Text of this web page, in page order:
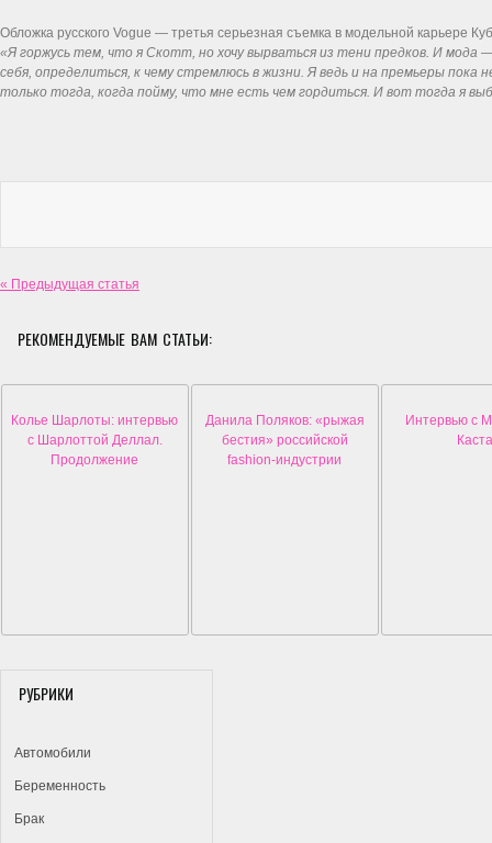
Обложка русского Vogue — третья серьезная съемка в модельной карьере
«Я горжусь тем, что я Скотт, но хочу вырваться из тени предков. И мода
себя, определиться, к чему стремлюсь в жизни. Я ведь и на премьеры
только тогда, когда пойму, что мне есть чем гордиться. И вот тогда я
« Предыдущая статья
РЕКОМЕНДУЕМЫЕ ВАМ СТАТЬИ:
Колье Шарлоты: интервью
с Шарлоттой Деллал.
Продолжение
Данила Поляков: «рыжая
бестия» российской
fashion-индустрии
Интервью с
Каста
РУБРИКИ
Автомобили
Беременность
Брак